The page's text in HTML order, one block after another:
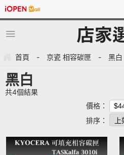
首頁 - 京瓷 相容碳匣 - 黑白
黑白
共4個結果
價格：
排序：